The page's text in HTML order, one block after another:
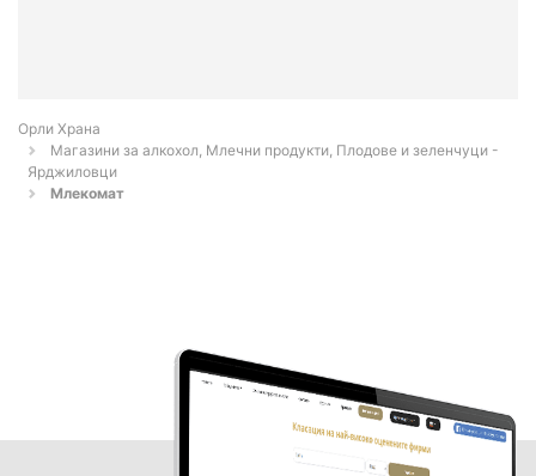
Орли Храна
Магазини за алкохол, Млечни продукти, Плодове и зеленчуци -
Ярджиловци
Млекомат